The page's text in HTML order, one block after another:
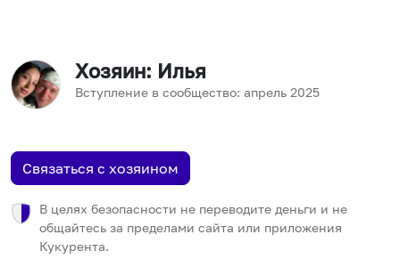
Хозяин: Илья
Вступление в сообщество: апрель 2025
Связаться с хозяином
В целях безопасности не переводите деньги и не
общайтесь за пределами сайта или приложения
Кукурента.